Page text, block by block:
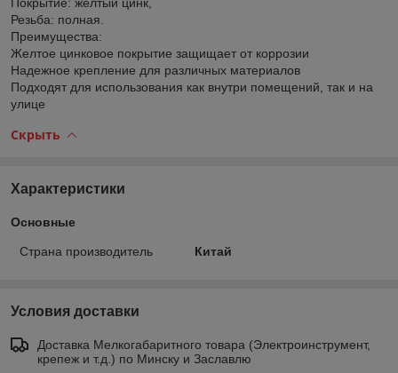
Резьба: полная.
Преимущества:
Желтое цинковое покрытие защищает от коррозии
Надежное крепление для различных материалов
Подходят для использования как внутри помещений, так и на
улице
Скрыть
Характеристики
Основные
Страна производитель Китай
Условия доставки
Доставка Мелкогабаритного товара (Электроинструмент,
крепеж и т.д.) по Минску и Заславлю